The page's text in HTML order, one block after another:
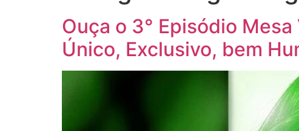
Ouça o 3° Episódio
Único, Exclusivo, bem